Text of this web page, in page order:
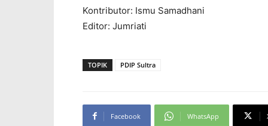
Kontributor: Ismu Samadhani
Editor: Jumriati
TOPIK PDIP Sultra
Facebook WhatsApp